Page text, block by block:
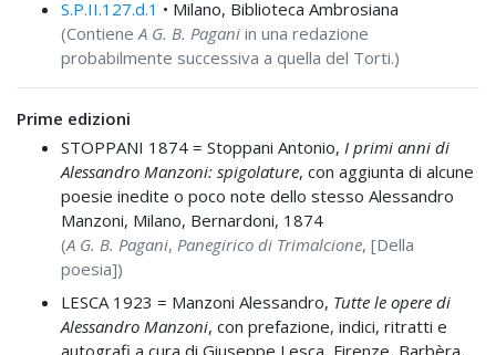
S.P.II.127.d.1 • Milano, Biblioteca Ambrosiana
(ContieneA G. B. Pagani in una redazione
probabilmente successiva a quella del Torti.)
Prime edizioni
STOPPANI 1874 = Stoppani Antonio, I primi anni di
Alessandro Manzoni: spigolature, con aggiunta di alcune
poesie inedite o poco note dello stesso Alessandro
Manzoni, Milano, Bernardoni, 1874
(A G. B. Pagani, Panegirico di Trimalcione, [Della
poesia])
LESCA 1923 = Manzoni Alessandro, Tutte le opere di
Alessandro Manzoni, con prefazione, indici, ritratti e